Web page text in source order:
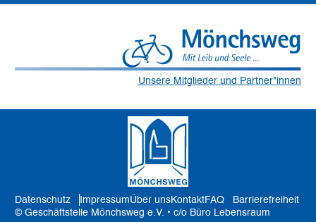
Unsere Mitglieder und Partner*innen
Datenschutz ImpressumÜber unsKontaktFAQ
Barrierefreiheit
© Geschäftstelle Mönchsweg e.V. • c/o Büro Lebensraum